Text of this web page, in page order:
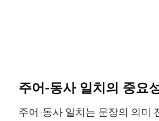
주어-동사 일치의 중요
주어-동사 일치는 문장의 의미